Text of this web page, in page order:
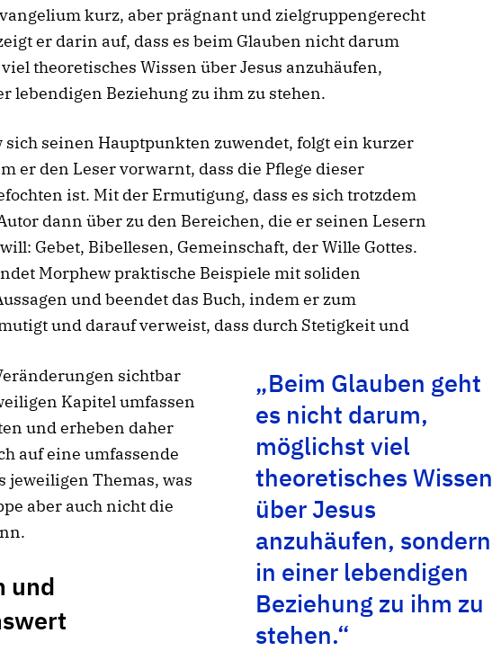
kurz, aber prägnant und zielgruppengerecht
er darin auf, dass es beim Glauben nicht darum
theoretisches Wissen über Jesus anzuhäufen,
lebendigen Beziehung zu ihm zu stehen.
sich seinen Hauptpunkten zuwendet, folgt ein kurzer
er den Leser vorwarnt, dass die Pflege dieser
ist. Mit der Ermutigung, dass es sich trotzdem
dann über zu den Bereichen, die er seinen Lesern
Gebet, Bibellesen, Gemeinschaft, der Wille Gottes.
Morphew praktische Beispiele mit soliden
und beendet das Buch, indem er zum
und darauf verweist, dass durch Stetigkeit und
„Beim Glauben geht
es nicht darum,
möglichst viel
theoretisches Wissen
über Jesus
anzuhäufen, sondern
in einer lebendigen
Beziehung zu ihm zu
stehen.“
sichtbar
Kapitel umfassen
und erheben daher
auf eine umfassende
jeweiligen Themas, was
aber auch nicht die
und